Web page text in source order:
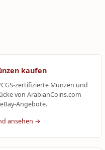
kaufen
zertifizierte Münzen und
von ArabianCoins.com
Angebote.
ansehen →